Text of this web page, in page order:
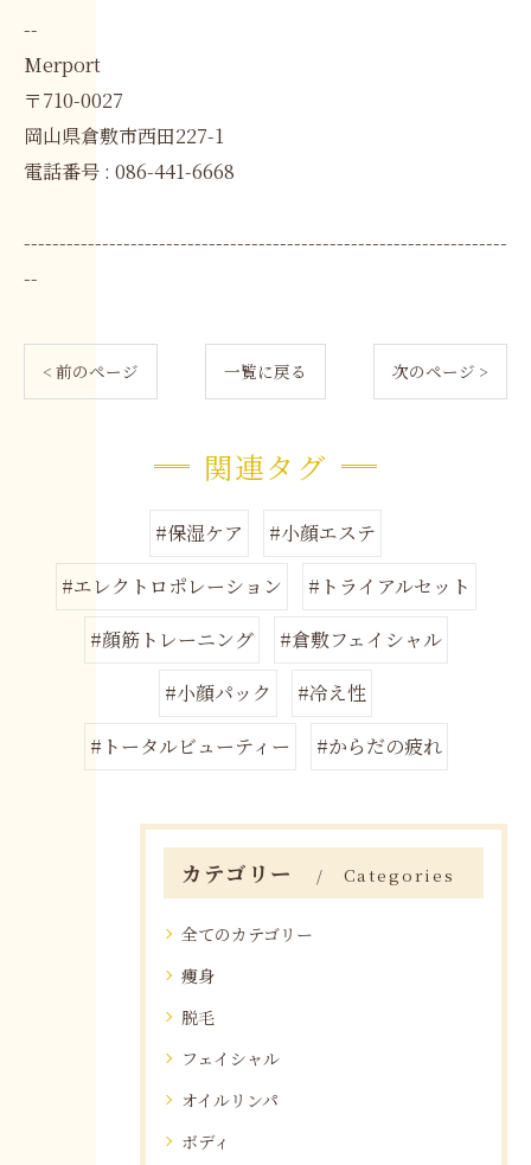
--
Merport
〒710-0027
岡山県倉敷市西田227-1
電話番号 : 086-441-6668
--------------------------------------------------------------------
--
< 前のページ 一覧に戻る 次のページ >
関連タグ
#保湿ケア
#小顔エステ
#エレクトロポレーション
#トライアルセット
#顔筋トレーニング
#倉敷フェイシャル
#小顔パック
#冷え性
#トータルビューティー
#からだの疲れ
カテゴリー Categories
全てのカテゴリー
痩身
脱毛
フェイシャル
オイルリンパ
ボディ